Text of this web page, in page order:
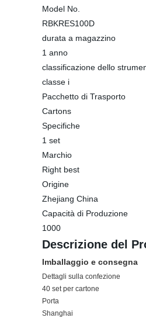
Model No.
RBKRES100D
durata a magazzino
1 anno
classificazione dello
classe i
Pacchetto di Trasporto
Cartons
Specifiche
1 set
Marchio
Right best
Origine
Zhejiang China
Capacità di Produzione
1000
Descrizione del
Imballaggio e consegna
Dettagli sulla confezione
40 set per cartone
Porta
Shanghai